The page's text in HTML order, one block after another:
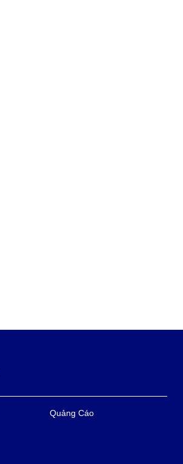
Quảng Cáo